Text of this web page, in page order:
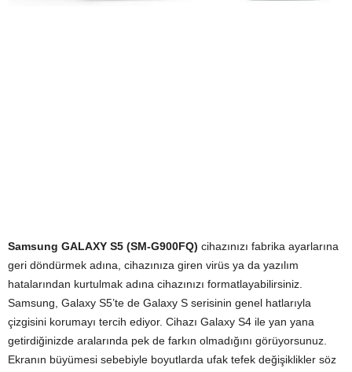
Samsung GALAXY S5 (SM-G900FQ) cihazınızı fabrika ayarlarına
geri döndürmek adına, cihazınıza giren virüs ya da yazılım
hatalarından kurtulmak adına cihazınızı formatlayabilirsiniz.
Samsung, Galaxy S5’te de Galaxy S serisinin genel hatlarıyla
çizgisini korumayı tercih ediyor. Cihazı Galaxy S4 ile yan yana
getirdiğinizde aralarında pek de farkın olmadığını görüyorsunuz.
Ekranın büyümesi sebebiyle boyutlarda ufak tefek değişiklikler söz